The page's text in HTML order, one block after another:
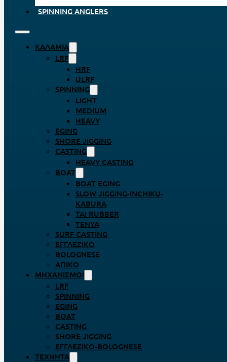
SPINNING ANGLERS
ΚΑΛΆΜΙΑ
LRF
HRF
ULRF
SPINNING
LIGHT
MEDIUM
HEAVY
EGING
SHORE JIGGING
CASTING
HEAVY CASTING
BOAT
BOAT EGING
SLOW JIGGING-INCHIKU-
KABURA
TAI RUBBER
TENYA
SURF CASTING
ΕΓΓΛΈΖΙΚΟ
BOLOGNESE
ΑΠΊΚΟ
ΜΗΧΑΝΙΣΜΟΊ
LRF
SPINNING
EGING
BOAT
CASTING
SHORE JIGGING
ΕΓΓΛΈΖΙΚΟ-BOLOGNESE
ΤΕΧΝΗΤΆ